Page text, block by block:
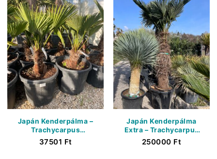
Japán Kenderpálma –
Trachycarpus
Wagnerianus – Törzs
20/30 cm
37501 Ft
Japán Kenderpálma
Extra – Trachycarpus
Wagnerianus – Törzs
130/140 cm
250000 Ft